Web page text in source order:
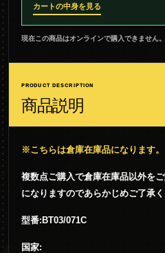
カートの中身を見る
現在この商品はオンラインで購入できません。
PRODUCT DESCRIPTION
商品説明
※こちらは倉庫在庫品になります。
複数点ご購入で倉庫在庫品以外を
になりますのであらかじめご了承く
型番:BT03/071C
国家: